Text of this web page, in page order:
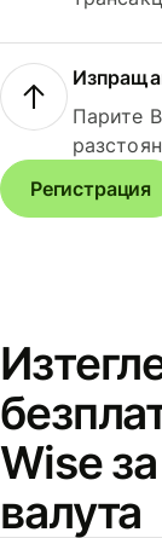
Парите
Регистрация
Wise
валута